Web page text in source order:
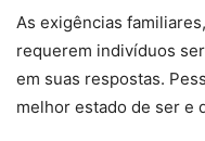
As exigências
requerem indivíduos
em suas respostas.
melhor estado de ser e